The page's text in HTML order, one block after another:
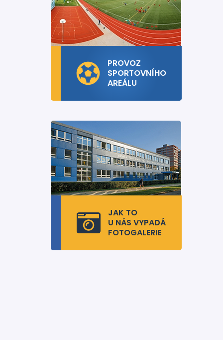
PROVOZ
SPORTOVNÍHO
AREÁLU
JAK TO
U NÁS VYPADÁ
FOTOGALERIE